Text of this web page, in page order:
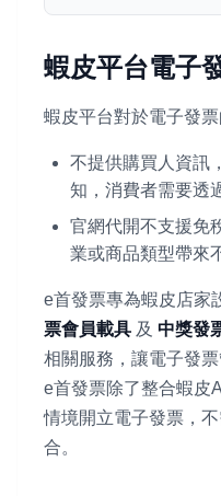
蝦皮平台電子
蝦皮平台對於電子發
不提供購買人資訊
知，消費者需要透
官網代開不支援免
業或商品類型帶來
e首發票專為蝦皮店家
票會員載具 及 中獎發
相關服務，讓電子發票
e首發票除了整合蝦皮
情境開立電子發票，
合。